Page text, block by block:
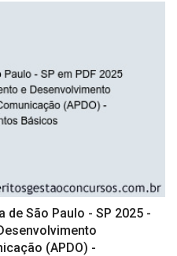
São Paulo - SP 2025 -
(APDO) -